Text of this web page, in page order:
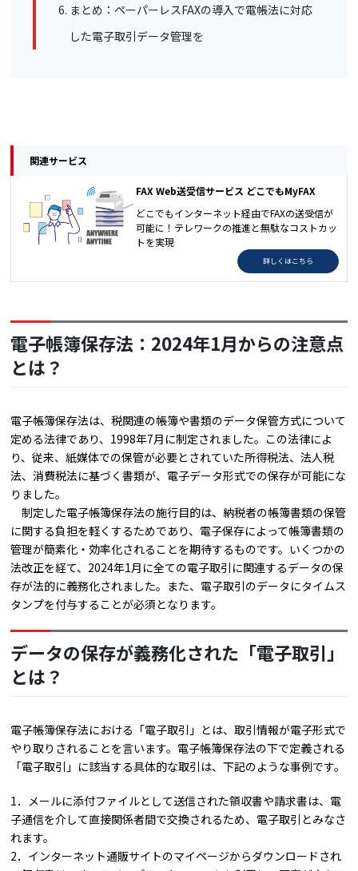
まとめ：ペーパーレスFAXの導入で電帳法に対応
した電子取引データ管理を
関連サービス
FAX Web送受信サービス どこでもMyFAX
どこでもインターネット経由でFAXの送受信が
可能に！テレワークの推進と無駄なコストカッ
トを実現
詳しくはこちら
電子帳簿保存法：2024年1月からの注意点
とは？
電子帳簿保存法は、税関連の帳簿や書類のデータ保管方式について
定める法律であり、1998年7月に制定されました。この法律によ
り、従来、紙媒体での保管が必要とされていた所得税法、法人税
法、消費税法に基づく書類が、電子データ形式での保存が可能にな
りました。
制定した電子帳簿保存法の施行目的は、納税者の帳簿書類の保管
に関する負担を軽くするためであり、電子保存によって帳簿書類の
管理が簡素化・効率化されることを期待するものです。いくつかの
法改正を経て、2024年1月に全ての電子取引に関連するデータの保
存が法的に義務化されました。また、電子取引のデータにタイムス
タンプを付与することが必須となります。
データの保存が義務化された「電子取引」
とは？
電子帳簿保存法における「電子取引」とは、取引情報が電子形式で
やり取りされることを言います。電子帳簿保存法の下で定義される
「電子取引」に該当する具体的な取引は、下記のような事例です。
1．メールに添付ファイルとして送信された領収書や請求書は、電
子通信を介して直接関係者間で交換されるため、電子取引とみなさ
れます。
2．インターネット通販サイトのマイページからダウンロードされ